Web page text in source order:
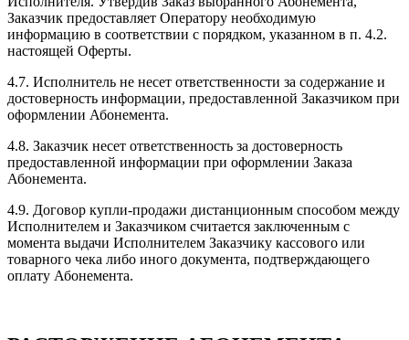
Заказчик предоставляет Оператору необходимую
информацию в соответствии с порядком, указанном в п. 4.2.
настоящей Оферты.
4.7. Исполнитель не несет ответственности за содержание и
достоверность информации, предоставленной Заказчиком при
оформлении Абонемента.
4.8. Заказчик несет ответственность за достоверность
предоставленной информации при оформлении Заказа
Абонемента.
4.9. Договор купли-продажи дистанционным способом между
Исполнителем и Заказчиком считается заключенным с
момента выдачи Исполнителем Заказчику кассового или
товарного чека либо иного документа, подтверждающего
оплату Абонемента.